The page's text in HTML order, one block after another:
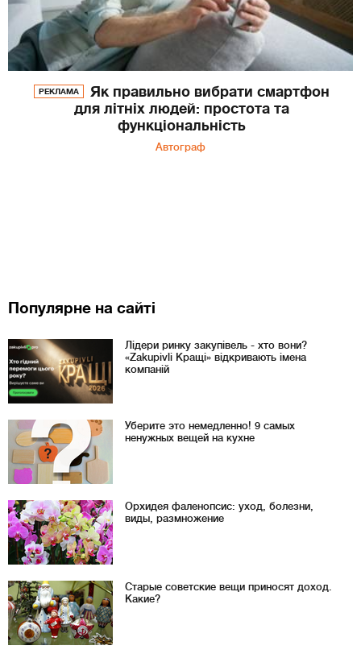
РЕКЛАМА
Як правильно вибрати смартфон
для літніх людей: простота та
функціональність
Автограф
Популярне на сайті
Лідери ринку закупівель - хто вони?
«Zakupivli Кращі» відкривають імена
компаній
Уберите это немедленно! 9 самых
ненужных вещей на кухне
Орхидея фаленопсис: уход, болезни,
виды, размножение
Старые советские вещи приносят доход.
Какие?